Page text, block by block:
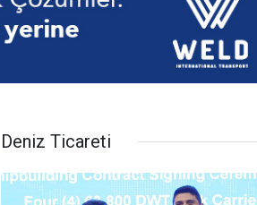
Deniz Ticareti